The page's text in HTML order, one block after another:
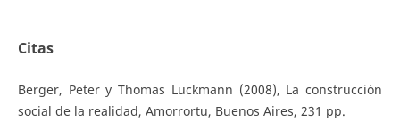
Citas
Berger, Peter y Thomas Luckmann (2008), La construcción
social de la realidad, Amorrortu, Buenos Aires, 231 pp.